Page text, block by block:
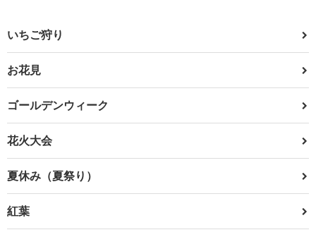
いちご狩り
お花見
ゴールデンウィーク
花火大会
夏休み（夏祭り）
紅葉